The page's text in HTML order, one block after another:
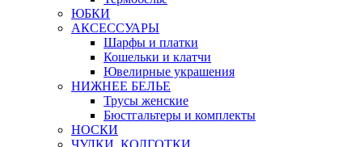
ЮБКИ
AКСЕССУАРЫ
Шарфы и платки
Кошельки и клатчи
Ювелирные украшения
НИЖНЕЕ БЕЛЬЕ
Трусы женские
Бюстгальтеры и комплекты
НОСКИ
ЧУЛКИ, КОЛГОТКИ